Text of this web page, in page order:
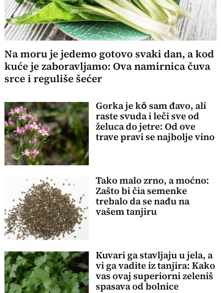
Na moru je jedemo gotovo svaki dan, a kod
kuće je zaboravljamo: Ova namirnica čuva
srce i reguliše šećer
Gorka je kȏ sam đavo, ali
raste svuda i leči sve od
želuca do jetre: Od ove
trave pravi se najbolje vino
Tako malo zrno, a moćno:
Zašto bi čia semenke
trebalo da se nađu na
vašem tanjiru
Kuvari ga stavljaju u jela, a
vi ga vadite iz tanjira: Kako
vas ovaj superiorni zeleniš
spasava od bolnice